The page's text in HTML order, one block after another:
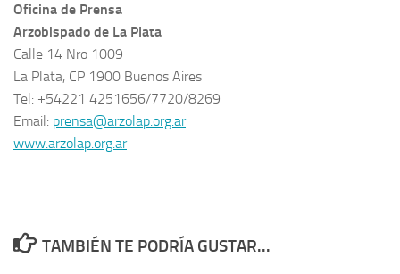
Oficina de Prensa
Arzobispado de La Plata
Calle 14 Nro 1009
La Plata, CP 1900 Buenos Aires
Tel: +54221 4251656/7720/8269
Email: prensa@arzolap.org.ar
www.arzolap.org.ar
TAMBIÉN TE PODRÍA GUSTAR...